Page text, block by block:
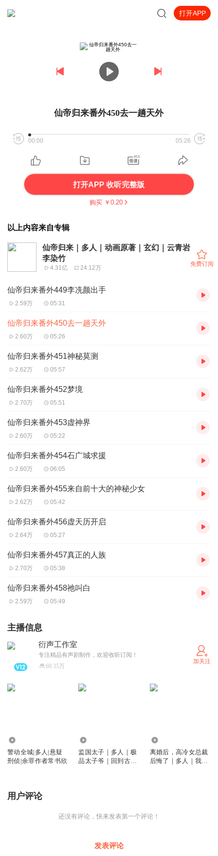
打开APP
仙帝归来番外450去一趟天外
00:00 05:26
打开APP 收听完整版
购买 ￥ 0.20
以上内容来自专辑
仙帝归来｜多人｜动画原著｜玄幻｜云青岩
李染竹
4.31亿 24.12万
免费订阅
仙帝归来番外449李冼颜出手
2.59万 05:31
仙帝归来番外450去一趟天外
2.60万 05:26
仙帝归来番外451神秘莫测
2.62万 05:57
仙帝归来番外452梦境
2.70万 05:51
仙帝归来番外453虚神界
2.60万 05:22
仙帝归来番外454石广城求援
2.60万 06:05
仙帝归来番外455来自前十大的神秘少女
2.62万 05:42
仙帝归来番外456虚天历开启
2.64万 05:27
仙帝归来番外457真正的人族
2.70万 05:38
仙帝归来番外458祂叫白
2.59万 05:49
主播信息
衍声工作室
专注精品有声剧制作，欢迎收听订阅！
69.35万
加关注
警动全城|多人|悬疑
刑侦|余罪作者常书欣
监国太子｜多人｜极
品太子爷｜回到古代
离婚后，高冷女总裁
后悔了｜多人｜我的
用户评论
还没有评论，快来发表第一个评论！
发表评论